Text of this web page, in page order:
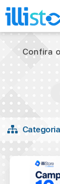
Confira